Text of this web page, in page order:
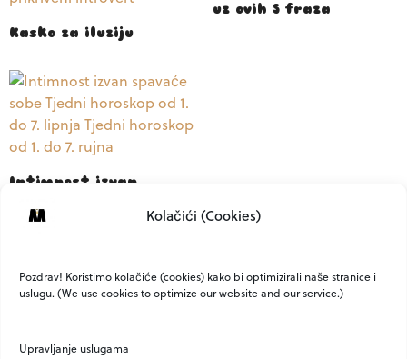
Kolačići (Cookies)
Pozdrav! Koristimo kolačiće (cookies) kako bi optimizirali naše stranice i
uslugu. (We use cookies to optimize our website and our service.)
Upravljanje uslugama
Kasko za iluziju
uz ovih 5 fraza
Intimnost izvan
ojačati vezu kroz